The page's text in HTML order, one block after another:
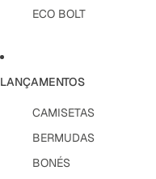
ECO BOLT
LANÇAMENTOS
CAMISETAS
BERMUDAS
BONÉS